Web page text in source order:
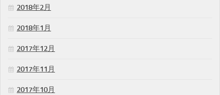
2018年2月
2018年1月
2017年12月
2017年11月
2017年10月